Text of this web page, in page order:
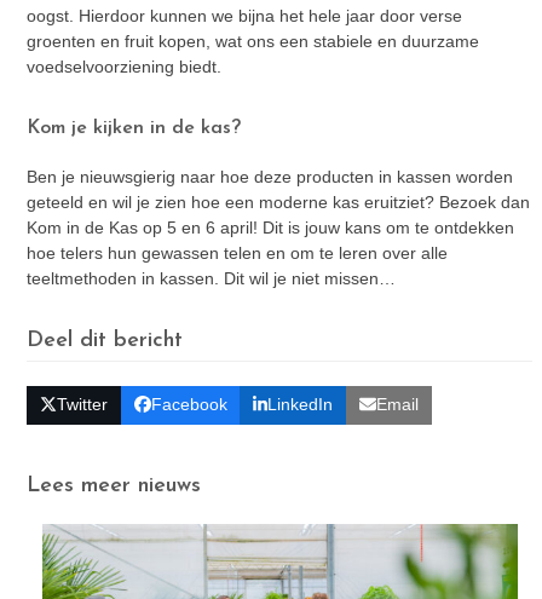
oogst. Hierdoor kunnen we bijna het hele jaar door verse
groenten en fruit kopen, wat ons een stabiele en duurzame
voedselvoorziening biedt.
Kom je kijken in de kas?
Ben je nieuwsgierig naar hoe deze producten in kassen worden
geteeld en wil je zien hoe een moderne kas eruitziet? Bezoek dan
Kom in de Kas op 5 en 6 april! Dit is jouw kans om te ontdekken
hoe telers hun gewassen telen en om te leren over alle
teeltmethoden in kassen. Dit wil je niet missen…
Deel dit bericht
Twitter Facebook LinkedIn Email
Lees meer nieuws